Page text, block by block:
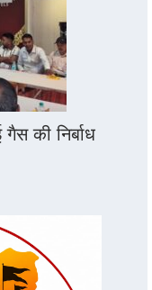
की निर्बाध